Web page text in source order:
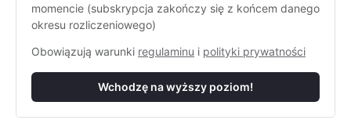
momencie (subskrypcja zakończy się z końcem danego
okresu rozliczeniowego)
Obowiązują warunki regulaminu i polityki prywatności
Wchodzę na wyższy poziom!